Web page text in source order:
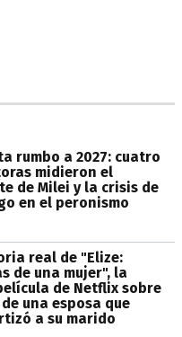
rumbo a 2027: cuatro
midieron el
de Milei y la crisis de
en el peronismo
real de "Elize:
de una mujer", la
de Netflix sobre
una esposa que
a su marido